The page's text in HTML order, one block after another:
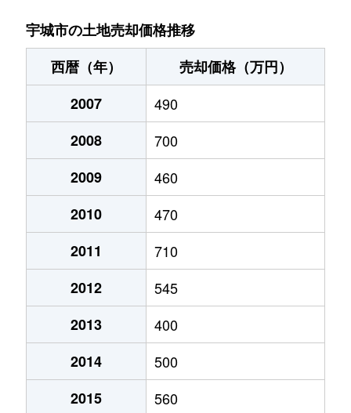
不知火町高良
250万円
不知火町御領
550万円 松橋
不知火町御領
700万円
豊野町安見
79万円
松橋町砂川
150万円
松橋町豊福
570万円
松橋町豊福
780万円
松橋町西下郷
730万円
松橋町曲野
870万円
松橋町松橋
450万円
松橋町松橋
2,500万円
宇城市の土地売却価格推移
西暦（年）
売却価格（万円）
2007
490
2008
700
2009
460
2010
470
2011
710
2012
545
2013
400
2014
500
2015
560